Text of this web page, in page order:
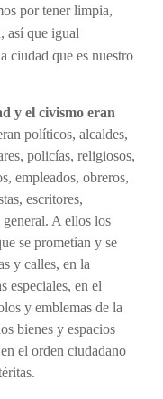
por tener limpia,
así que igual
ciudad que es nuestro
y el civismo eran
políticos, alcaldes,
policías, religiosos,
empleados, obreros,
escritores,
A ellos los
se prometían y se
y calles, en la
especiales, en el
y emblemas de la
bienes y espacios
el orden ciudadano